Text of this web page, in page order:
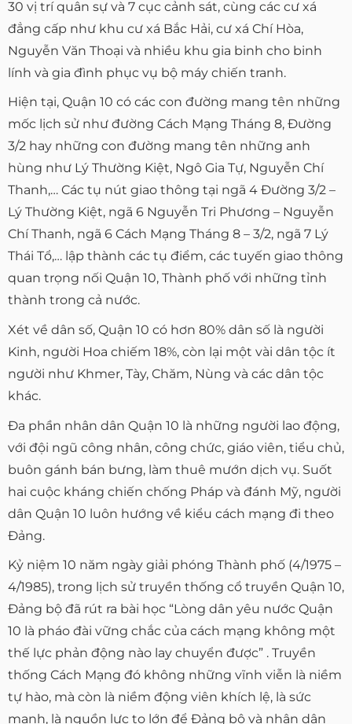
30 vị trí quân sự và 7 cục cảnh sát, cùng các cư xá
đẳng cấp như khu cư xá Bắc Hải, cư xá Chí Hòa,
Nguyễn Văn Thoại và nhiều khu gia binh cho binh
lính và gia đình phục vụ bộ máy chiến tranh.
Hiện tại, Quận 10 có các con đường mang tên những
mốc lịch sử như đường Cách Mạng Tháng 8, Đường
3/2 hay những con đường mang tên những anh
hùng như Lý Thường Kiệt, Ngô Gia Tự, Nguyễn Chí
Thanh,… Các tụ nút giao thông tại ngã 4 Đường 3/2 –
Lý Thường Kiệt, ngã 6 Nguyễn Tri Phương – Nguyễn
Chí Thanh, ngã 6 Cách Mạng Tháng 8 – 3/2, ngã 7 Lý
Thái Tổ,… lập thành các tụ điểm, các tuyến giao thông
quan trọng nối Quận 10, Thành phố với những tỉnh
thành trong cả nước.
Xét về dân số, Quận 10 có hơn 80% dân số là người
Kinh, người Hoa chiếm 18%, còn lại một vài dân tộc ít
người như Khmer, Tày, Chăm, Nùng và các dân tộc
khác.
Đa phần nhân dân Quận 10 là những người lao động,
với đội ngũ công nhân, công chức, giáo viên, tiểu chủ,
buôn gánh bán bưng, làm thuê mướn dịch vụ. Suốt
hai cuộc kháng chiến chống Pháp và đánh Mỹ, người
dân Quận 10 luôn hướng về kiểu cách mạng đi theo
Đảng.
Kỷ niệm 10 năm ngày giải phóng Thành phố (4/1975 –
4/1985), trong lịch sử truyền thống cổ truyền Quận 10,
Đảng bộ đã rút ra bài học “Lòng dân yêu nước Quận
10 là pháo đài vững chắc của cách mạng không một
thế lực phản động nào lay chuyển được” . Truyền
thống Cách Mạng đó không những vĩnh viễn là niềm
tự hào, mà còn là niềm động viên khích lệ, là sức
mạnh, là nguồn lực to lớn để Đảng bộ và nhân dân